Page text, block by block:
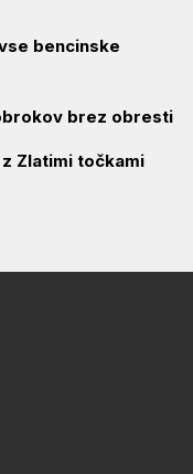
bencinske
brez obresti
Zlatimi točkami